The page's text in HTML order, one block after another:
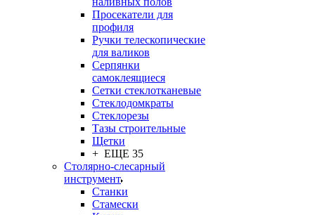
Просекатели для
профиля
Ручки телескопические
для валиков
Серпянки
самоклеящиеся
Сетки стеклотканевые
Стеклодомкраты
Стеклорезы
Тазы строительные
Щетки
+ ЕЩЕ 35
Столярно-слесарный
инструмент
Станки
Стамески